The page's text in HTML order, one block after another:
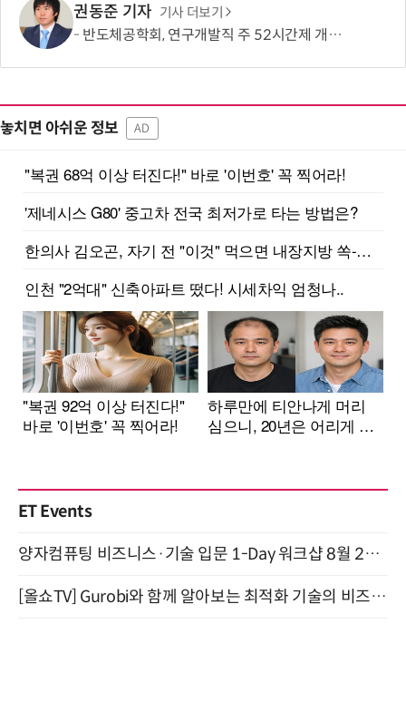
권동준 기자 기사 더보기
반도체공학회, 연구개발직 주 52시간제 개선 요구
놓치면 아쉬운 정보 AD
ET Events
양자컴퓨팅 비즈니스·기술 입문 1-Day 워크샵 8월 28일 개최
[올쇼TV] Gurobi와 함께 알아보는 최적화 기술의 비즈니스 활용 (8월 20일 생방송)